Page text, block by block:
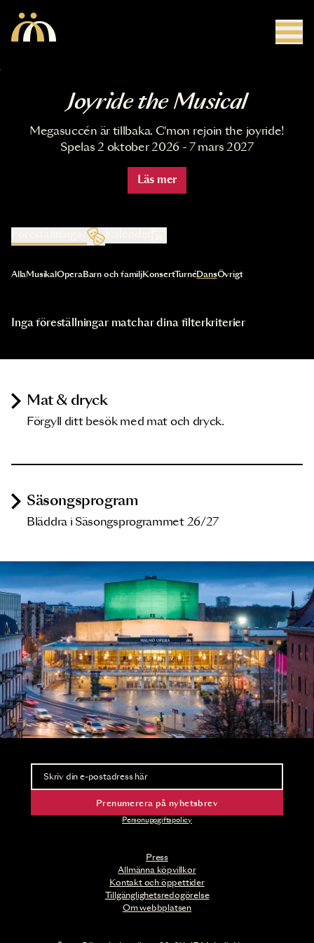
Joyride the Musical
Megasuccén är tillbaka. C'mon rejoin the joyride!
Spelas 2 oktober 2026 - 7 mars 2027
Läs mer
Kalender
Val av kategori uppdaterar innehållet automatiskt
AllaMusikal OperaBarn och familjKonsertTurnéDansÖvrigt
Inga föreställningar matchar dina filterkriterier
Mat & dryck
Förgyll ditt besök med mat och dryck.
Säsongsprogram
Bläddra i Säsongsprogrammet 26/27
Press
Allmänna köpvillkor
Kontakt och öppettider
Tillgänglighetsredogörelse
Om webbplatsen
Nyhetsbrev
Ta del av förhandsinformation och biljettsläpp.
Prenumerera på nyhetsbrev
Personuppgiftspolicy